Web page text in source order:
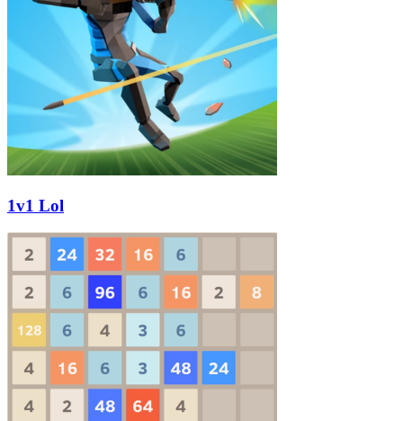
1v1 Lol